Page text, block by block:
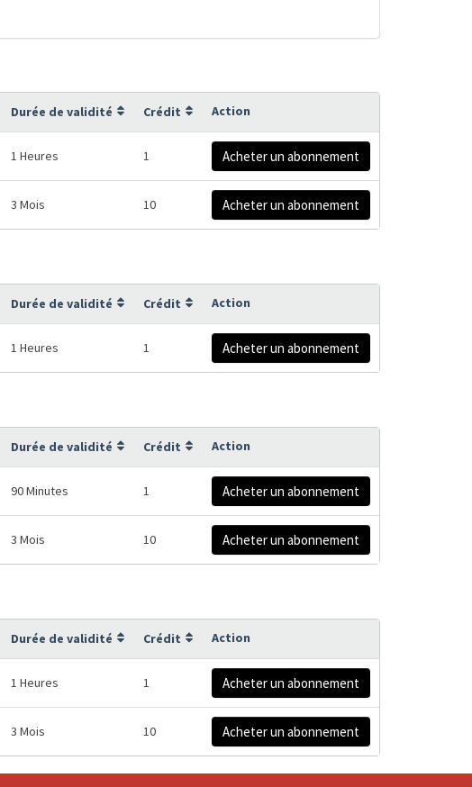
Durée de validité Crédit Action
1 Heures 1 Acheter un abonnement
3 Mois 10 Acheter un abonnement
Durée de validité Crédit Action
1 Heures 1 Acheter un abonnement
Durée de validité Crédit Action
90 Minutes 1 Acheter un abonnement
3 Mois 10 Acheter un abonnement
Durée de validité Crédit Action
1 Heures 1 Acheter un abonnement
3 Mois 10 Acheter un abonnement